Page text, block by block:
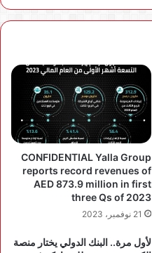
CONFIDENTIAL Yalla Group
reports record revenues of
AED 873.9 million in first
three Qs of 2023
21 نوفمبر، 2023
لأول مرة.. البنك الدولي يختار منصة